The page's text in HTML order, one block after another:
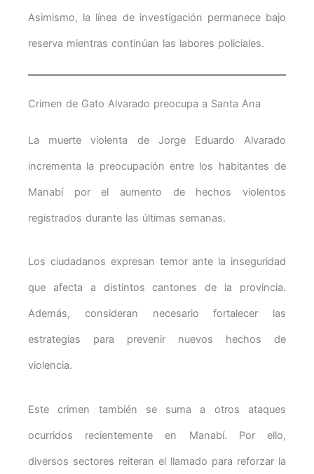
Asimismo, la línea de investigación permanece bajo
reserva mientras continúan las labores policiales.
Crimen de Gato Alvarado preocupa a Santa Ana
La muerte violenta de Jorge Eduardo Alvarado
incrementa la preocupación entre los habitantes de
Manabí por el aumento de hechos violentos
registrados durante las últimas semanas.
Los ciudadanos expresan temor ante la inseguridad
que afecta a distintos cantones de la provincia.
Además, consideran necesario fortalecer las
estrategias para prevenir nuevos hechos de
violencia.
Este crimen también se suma a otros ataques
ocurridos recientemente en Manabí. Por ello,
diversos sectores reiteran el llamado para reforzar la